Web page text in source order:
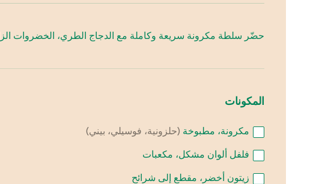
حضّر سلطة مكرونة سريعة وكاملة مع الدجاج الطري، الخضروات
المكونات
مكرونة، مطبوخة (حلزونية، فوسيلي، بيني)
فلفل ألوان مشكل، مكعبات
زيتون أخضر، مقطع إلى شرائح